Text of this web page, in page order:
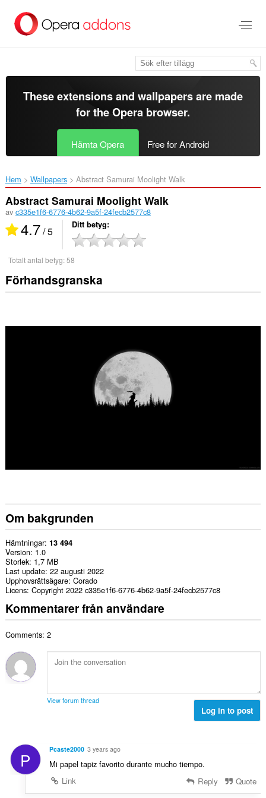
brödtexten
These extensions and wallpapers are made
for theOpera browser.
Hämta Opera Free for Android
Hem Wallpapers Abstract Samurai Moolight Walk‎
Abstract Samurai Moolight Walk
av c335e1f6-6776-4b62-9a5f-24fecb2577c8
4.7/ 5 Ditt betyg
Totalt antal betyg:58
Förhandsgranska
Om bakgrunden
Hämtningar 13 494
Version 1.0
Storlek 1,7 MB
Last update 22 augusti 2022
Upphovsrättsägare Corado
Licens Copyright 2022 c335e1f6-6776-4b62-9a5f-24fecb2577c8
Kommentarer från användare
Comments: 2
View forum thread
Log in to post
P Pcaste2000 3 years ago
Mi papel tapiz favorito durante mucho tiempo.
Link
Reply Quote